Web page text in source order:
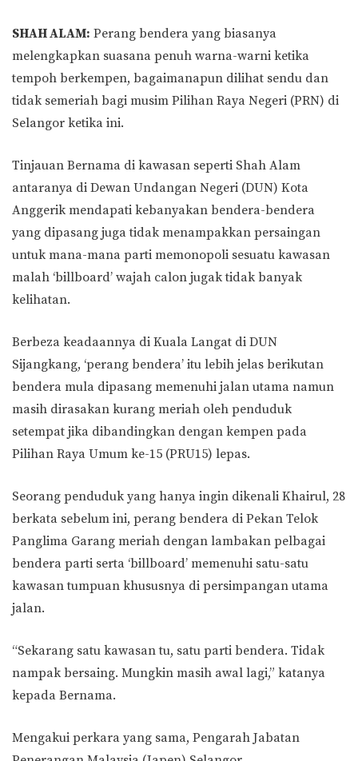
SHAH ALAM: Perang bendera yang biasanya
melengkapkan suasana penuh warna-warni ketika
tempoh berkempen, bagaimanapun dilihat sendu dan
tidak semeriah bagi musim Pilihan Raya Negeri (PRN) di
Selangor ketika ini.
Tinjauan Bernama di kawasan seperti Shah Alam
antaranya di Dewan Undangan Negeri (DUN) Kota
Anggerik mendapati kebanyakan bendera-bendera
yang dipasang juga tidak menampakkan persaingan
untuk mana-mana parti memonopoli sesuatu kawasan
malah ‘billboard’ wajah calon jugak tidak banyak
kelihatan.
Berbeza keadaannya di Kuala Langat di DUN
Sijangkang, ‘perang bendera’ itu lebih jelas berikutan
bendera mula dipasang memenuhi jalan utama namun
masih dirasakan kurang meriah oleh penduduk
setempat jika dibandingkan dengan kempen pada
Pilihan Raya Umum ke-15 (PRU15) lepas.
Seorang penduduk yang hanya ingin dikenali Khairul, 28
berkata sebelum ini, perang bendera di Pekan Telok
Panglima Garang meriah dengan lambakan pelbagai
bendera parti serta ‘billboard’ memenuhi satu-satu
kawasan tumpuan khususnya di persimpangan utama
jalan.
“Sekarang satu kawasan tu, satu parti bendera. Tidak
nampak bersaing. Mungkin masih awal lagi,” katanya
kepada Bernama.
Mengakui perkara yang sama, Pengarah Jabatan